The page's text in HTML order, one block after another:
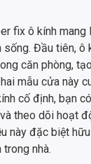
fix ô kính mang
sống. Đầu tiên, ô
căn phòng,
mẫu cửa này
cố định, bạn
theo dõi hoạt
này đặc biệt
trong nhà.